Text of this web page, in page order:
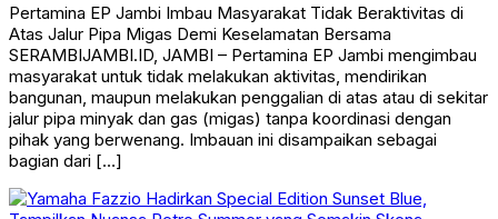
Pertamina EP Jambi Imbau Masyarakat Tidak Beraktivitas di
Atas Jalur Pipa Migas Demi Keselamatan Bersama
SERAMBIJAMBI.ID, JAMBI – Pertamina EP Jambi mengimbau
masyarakat untuk tidak melakukan aktivitas, mendirikan
bangunan, maupun melakukan penggalian di atas atau di sekitar
jalur pipa minyak dan gas (migas) tanpa koordinasi dengan
pihak yang berwenang. Imbauan ini disampaikan sebagai
bagian dari […]